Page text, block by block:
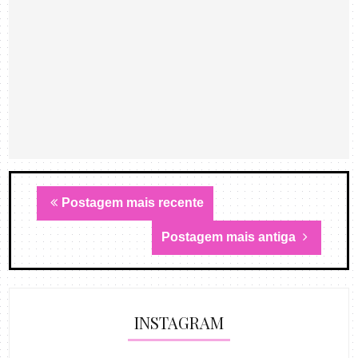
Postagem mais recente
Postagem mais antiga
INSTAGRAM